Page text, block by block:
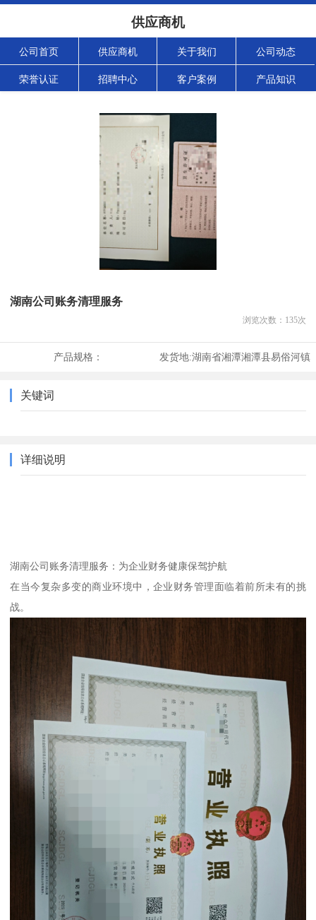
供应商机
公司首页 供应商机 关于我们 公司动态
荣誉认证 招聘中心 客户案例 产品知识
湖南公司账务清理服务
浏览次数： 135次
产品规格： 发货地:湖南省湘潭湘潭县易俗河镇
关键词
详细说明
湖南公司账务清理服务：为企业财务健康保驾护航
在当今复杂多变的商业环境中，企业财务管理面临着前所未有的挑
战。